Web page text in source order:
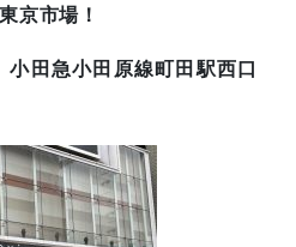
京市場！
田急小田原線町田駅西口